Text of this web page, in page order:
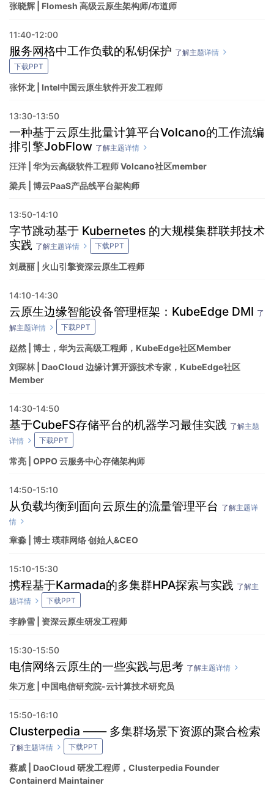
张晓辉 | Flomesh 高级云原生架构师/布道师
11:40-12:00
服务网格中工作负载的私钥保护 了解主题详情
下载PPT
张怀龙 | Intel中国云原生软件开发工程师
13:30-13:50
一种基于云原生批量计算平台Volcano的工作流编
排引擎JobFlow 了解主题详情
汪洋 | 华为云高级软件工程师 Volcano社区member
梁兵 | 博云PaaS产品线平台架构师
13:50-14:10
字节跳动基于 Kubernetes 的大规模集群联邦技术
实践 了解主题详情 下载PPT
刘晟丽 | 火山引擎资深云原生工程师
14:10-14:30
云原生边缘智能设备管理框架：KubeEdge DMI 了
解主题详情
下载PPT
赵然 | 博士，华为云高级工程师，KubeEdge社区Member
刘琛林 | DaoCloud 边缘计算开源技术专家，KubeEdge社区
Member
14:30-14:50
基于CubeFS存储平台的机器学习最佳实践 了解主题
详情
下载PPT
常亮 | OPPO 云服务中心存储架构师
14:50-15:10
从负载均衡到面向云原生的流量管理平台 了解主题详
情
章淼 | 博士 瑛菲网络 创始人&CEO
15:10-15:30
携程基于Karmada的多集群HPA探索与实践 了解主
题详情
下载PPT
李静雪 | 资深云原生研发工程师
15:30-15:50
电信网络云原生的一些实践与思考 了解主题详情
朱万意 | 中国电信研究院-云计算技术研究员
15:50-16:10
Clusterpedia —— 多集群场景下资源的聚合检索
了解主题详情 下载PPT
蔡威 | DaoCloud 研发工程师，Clusterpedia Founder
Containerd Maintainer